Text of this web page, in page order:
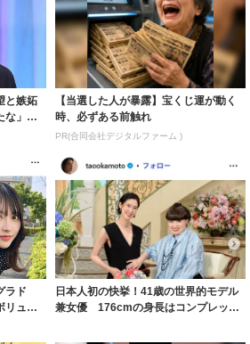
と嫉妬
」
【当選した人が暴露】宝くじ運が動く
時、必ずある前触れ
PR(合同会社デジタルファーム )
ラド
リュー
日本人初の快挙！41歳の世界的モデル
兼女優 176cmの身長はコンプレック